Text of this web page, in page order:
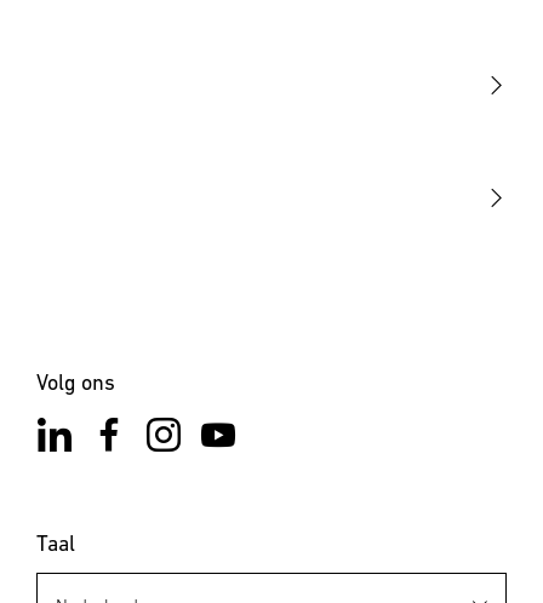
Volg ons
Taal